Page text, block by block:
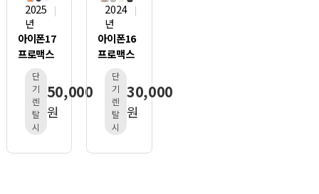
2025
년
아이폰17
프로맥스
단
기
렌
탈
시
50,000
원
2024
년
아이폰16
프로맥스
단
기
렌
탈
시
30,000
원